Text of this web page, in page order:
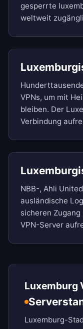
gesperrte
weltweit
VPNs, um mit
bleiben. Der
Verbindung
NBB-, Ahli
ausländische
sicheren
VPN-Server
Luxemburg
Luxemburg-